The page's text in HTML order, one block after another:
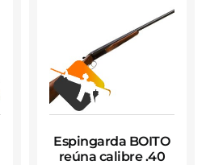
Espingarda BOITO
reúna calibre .40